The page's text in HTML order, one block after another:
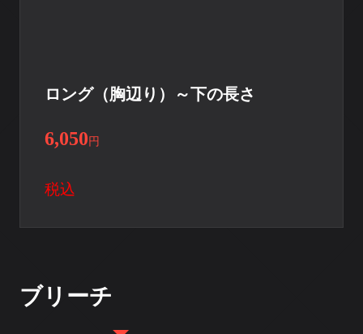
ロング（胸辺り）～下の長さ
6,050 円
税込
ブリーチ